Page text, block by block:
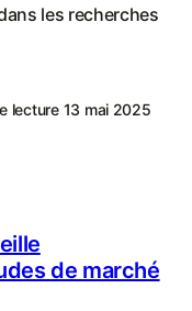
les recherches
lecture 13 mai 2025
de marché